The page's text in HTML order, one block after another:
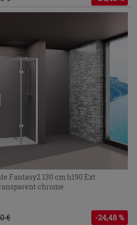
Fantasy2 130 cm h190 Ext
chrome
€ -24,48 %